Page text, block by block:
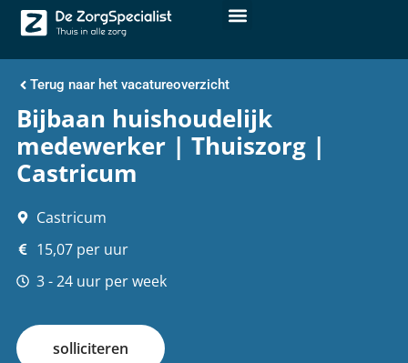
Terug naar het vacatureoverzicht
Bijbaan huishoudelijk
medewerker | Thuiszorg |
Castricum
Castricum
15,07 per uur
3 - 24 uur per week
solliciteren